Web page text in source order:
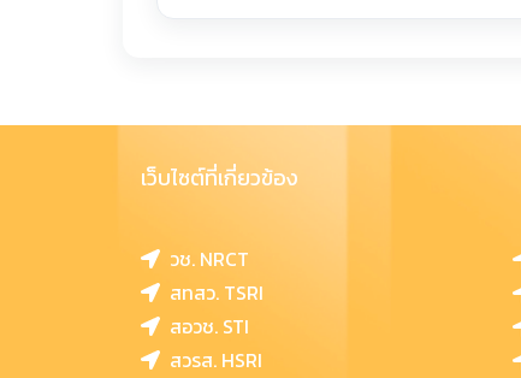
เว็บไซต์ที่เกี่ยวข้อง
วช. NRCT
สทสว. TSRI
สอวช. STI
สวรส. HSRI